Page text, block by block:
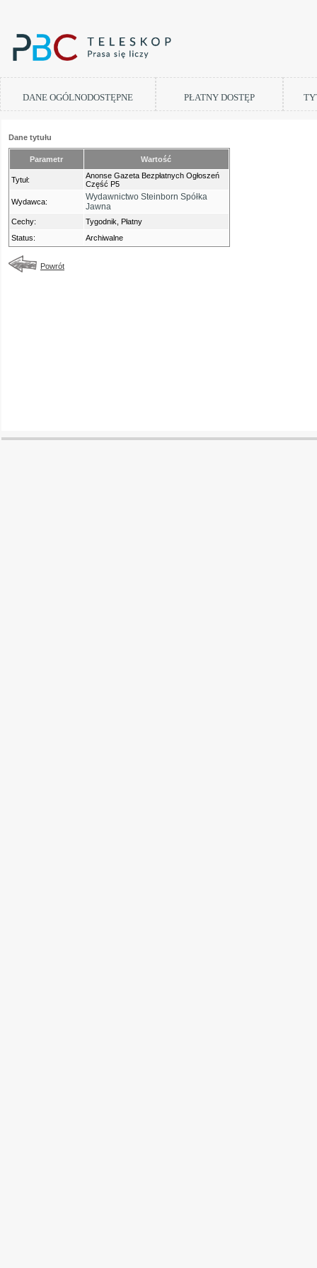
DANE OGÓLNODOSTĘPNE PŁATNY DOSTĘP
Dane tytułu
Parametr Wartość
Tytuł:
Anonse Gazeta Bezpłatnych Ogłoszeń
Część P5
Wydawca:
Wydawnictwo Steinborn Spółka
Jawna
Cechy:
Tygodnik, Płatny
Status:
Archiwalne
Powrót